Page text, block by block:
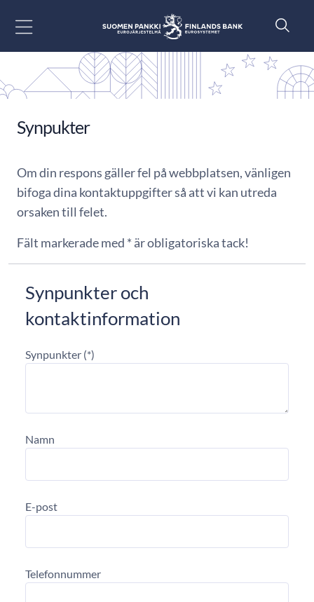
Synpukter
Om din respons gäller fel på webbplatsen, vänligen
bifoga dina kontaktuppgifter så att vi kan utreda
orsaken till felet.
Fält markerade med * är obligatoriska tack!
Synpunkter och
kontaktinformation
Synpunkter
Namn
E-post
Telefonnummer